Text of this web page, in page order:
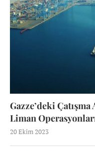
Gazze’deki
Liman
20 Ekim 2023